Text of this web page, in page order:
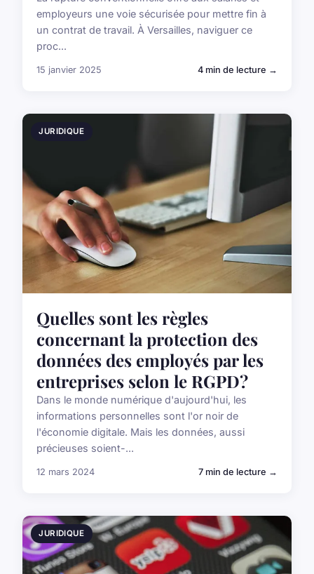
employeurs une voie sécurisée pour mettre fin à
un contrat de travail. À Versailles, naviguer ce
proc...
15 janvier 2025 4 min de lecture →
JURIDIQUE
Quelles sont les règles
concernant la protection des
données des employés par les
entreprises selon le RGPD?
Dans le monde numérique d'aujourd'hui, les
informations personnelles sont l'or noir de
l'économie digitale. Mais les données, aussi
précieuses soient-...
12 mars 2024 7 min de lecture →
JURIDIQUE